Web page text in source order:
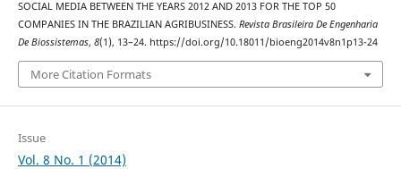
SOCIAL MEDIA BETWEEN THE YEARS 2012 AND 2013 FOR THE TOP 50
COMPANIES IN THE BRAZILIAN AGRIBUSINESS. Revista Brasileira De Engenharia
De Biossistemas, 8(1), 13–24. https://doi.org/10.18011/bioeng2014v8n1p13-24
More Citation Formats
Issue
Vol. 8 No. 1 (2014)